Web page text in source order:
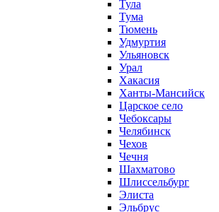
Тула
Тума
Тюмень
Удмуртия
Ульяновск
Урал
Хакасия
Ханты-Мансийск
Царское село
Чебоксары
Челябинск
Чехов
Чечня
Шахматово
Шлиссельбург
Элиста
Эльбрус